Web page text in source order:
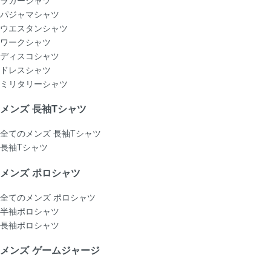
パジャマシャツ
ウエスタンシャツ
ワークシャツ
ディスコシャツ
ドレスシャツ
ミリタリーシャツ
メンズ 長袖Tシャツ
全てのメンズ 長袖Tシャツ
長袖Tシャツ
メンズ ポロシャツ
全てのメンズ ポロシャツ
半袖ポロシャツ
長袖ポロシャツ
メンズ ゲームジャージ